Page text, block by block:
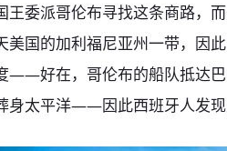
王委派哥伦布寻找这条商路，
美国的加利福尼亚州一带，因
——好在，哥伦布的船队抵达巴
身太平洋——因此西班牙人发现